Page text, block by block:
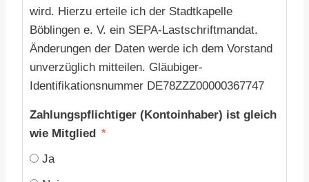
wird. Hierzu erteile ich der Stadtkapelle
Böblingen e. V. ein SEPA-Lastschriftmandat.
Änderungen der Daten werde ich dem Vorstand
unverzüglich mitteilen. Gläubiger-
Identifikationsnummer DE78ZZZ00000367747
Zahlungspflichtiger (Kontoinhaber) ist gleich
wie Mitglied
Ja